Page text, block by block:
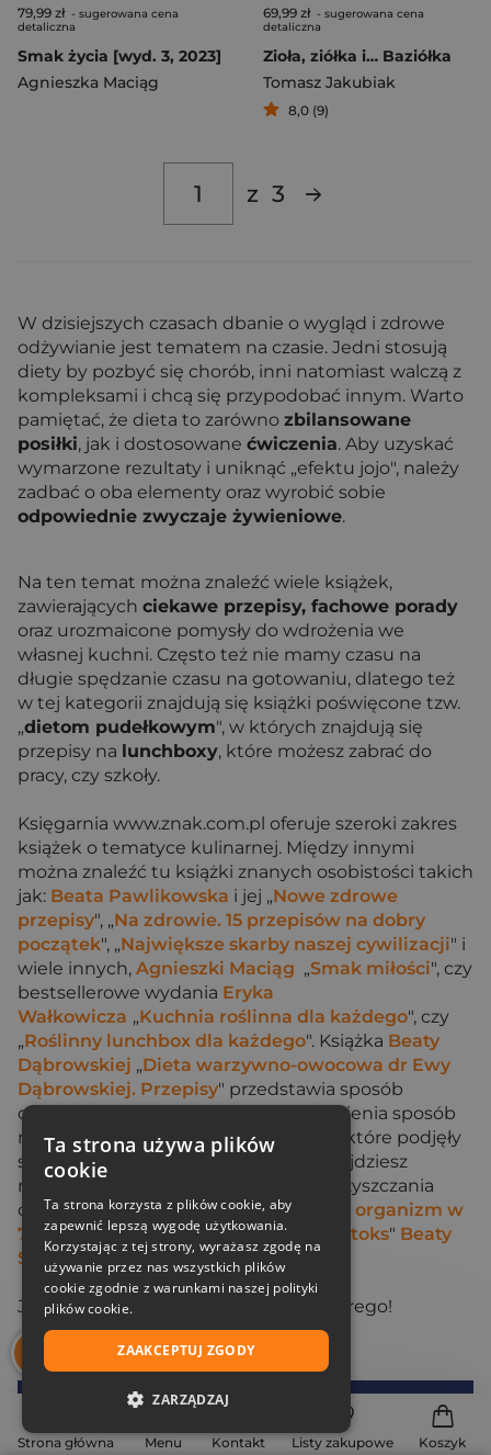
Strona główna Menu Kontakt Listy zakupowe Koszyk
79,99 zł - sugerowana cena
detaliczna
Smak życia [wyd. 3, 2023]
Agnieszka Maciąg
69,99 zł - sugerowana cena
detaliczna
Zioła, ziółka i… Baziółka
Tomasz Jakubiak
8,0 (9)
z 3
W dzisiejszych czasach dbanie o wygląd i zdrowe
odżywianie jest tematem na czasie. Jedni stosują
diety by pozbyć się chorób, inni natomiast walczą z
kompleksami i chcą się przypodobać innym. Warto
pamiętać, że dieta to zarówno zbilansowane
posiłki, jak i dostosowane ćwiczenia. Aby uzyskać
wymarzone rezultaty i uniknąć „efektu jojo", należy
zadbać o oba elementy oraz wyrobić sobie
odpowiednie zwyczaje żywieniowe.
Na ten temat można znaleźć wiele książek,
zawierających ciekawe przepisy, fachowe porady
oraz urozmaicone pomysły do wdrożenia we
własnej kuchni. Często też nie mamy czasu na
długie spędzanie czasu na gotowaniu, dlatego też
w tej kategorii znajdują się książki poświęcone tzw.
„dietom pudełkowym", w których znajdują się
przepisy na lunchboxy, które możesz zabrać do
pracy, czy szkoły.
Księgarnia www.znak.com.pl oferuje szeroki zakres
książek o tematyce kulinarnej. Między innymi
można znaleźć tu książki znanych osobistości takich
jak: Beata Pawlikowska i jej „Nowe zdrowe
przepisy", „Na zdrowie. 15 przepisów na dobry
początek", „Największe skarby naszej cywilizacji" i
wiele innych, Agnieszki Maciąg „Smak miłości", czy
bestsellerowe wydania Eryka
Wałkowicza „Kuchnia roślinna dla każdego", czy
„Roślinny lunchbox dla każdego". Książka Beaty
Dąbrowskiej „Dieta warzywno-owocowa dr Ewy
Dąbrowskiej. Przepisy" przedstawia sposób
odżywiania, który niejednokrotnie zmienia sposób
myślenia i staje się stylem życia osób, które podjęły
się tego wyzwania. W tej kategorii znajdziesz
również wiele książek o metodach oczyszczania
organizmu tj. „Jaglany detoks. Oczyść organizm w
7 dni!"Marka Zaremby, „Alkaiczny detoks" Beaty
Sokołowskiejoraz wiele innych.
Jednym słowem dla każdego coś dobrego!
Dołącz doZnak
Ta strona używa plików
cookie
Ta strona korzysta z plików cookie, aby
zapewnić lepszą wygodę użytkowania.
Korzystając z tej strony, wyrażasz zgodę na
używanie przez nas wszystkich plików
cookie zgodnie z warunkami naszej polityki
plików cookie.
ZAAKCEPTUJ ZGODY
ZARZĄDZAJ
NIEZBĘDNE